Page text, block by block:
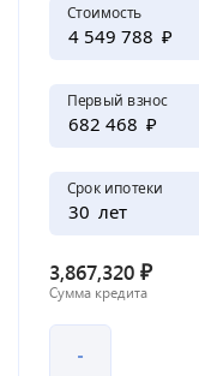
Стоимость
₽
Первый взнос
₽
Срок ипотеки
лет
3,867,320 ₽
Сумма кредита
-